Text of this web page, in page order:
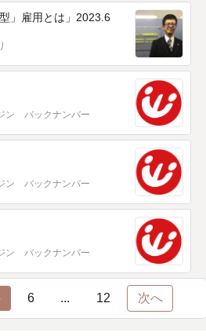
」雇用とは」2023.6
ン バックナンバー
ン バックナンバー
ン バックナンバー
6 ... 12 次へ